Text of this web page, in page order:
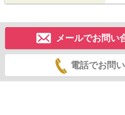
メールでお問い
電話でお問